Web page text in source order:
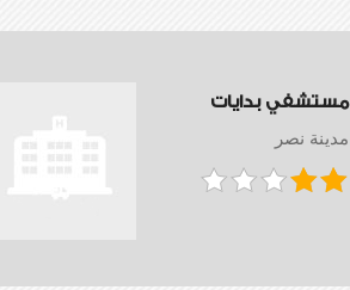
مستشفي بدايات
مدينة نصر